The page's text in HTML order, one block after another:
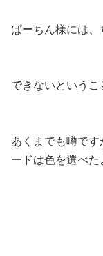
ぱーちん様には、
できないというこ
あくまでも噂で
ードは色を選べた